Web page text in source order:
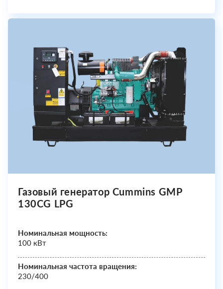
Газовый генератор Cummins GMP
130CG LPG
Номинальная мощность:
100 кВт
Номинальная частота вращения:
230/400